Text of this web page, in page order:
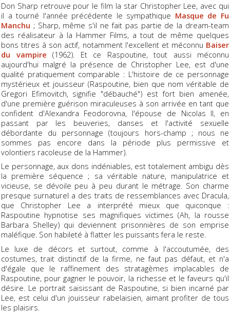
Don Sharp retrouve pour le film la star Christopher Lee, avec qui
il a tourné l'année précédente le sympathique Masque de Fu
Manchu ; Sharp, même s'il ne fait pas partie de la dream-team
des réalisateur à la Hammer Films, a tout de même quelques
bons titres à son actif, notamment l'excellent et méconnu Baiser
du vampire (1962). Et ce Raspoutine, tout aussi méconnu
aujourd'hui malgré la présence de Christopher Lee, est d'une
qualité pratiquement comparable : L'histoire de ce personnage
mystérieux et jouisseur (Raspoutine, bien que nom véritable de
Gregori Efimovitch, signifie "débauché") est fort bien amenée,
d'une première guérison miraculeuses à son arrivée en tant que
confident d'Alexandra Feodorovna, l'épouse de Nicolas II, en
passant par les beuveries, danses et l'activité sexuelle
débordante du personnage (toujours hors-champ ; nous ne
sommes pas encore dans la période plus permissive et
volontiers racoleuse de la Hammer).
Le personnage, aux dons indéniables, est totalement ambigu dès
la première séquence ; sa véritable nature, manipulatrice et
vicieuse, se dévoile peu à peu durant le métrage. Son charme
presque surnaturel a des traits de ressemblances avec Dracula,
que Christopher Lee a interprété mieux que quiconque :
Raspoutine hypnotise ses magnifiques victimes (Ah, la rousse
Barbara Shelley) qui deviennent prisonnières de son emprise
maléfique. Son habileté à flatter les puissants fera le reste.
Le luxe de décors et surtout, comme à l'accoutumée, des
costumes, trait distinctif de la firme, ne faut pas défaut, et n'a
d'égale que le raffinement des stratagèmes implacables de
Raspoutine, pour gagner le pouvoir, la richesse et le faveurs qu'il
désire. Le portrait saisissant de Raspoutine, si bien incarné par
Lee, est celui d'un jouisseur rabelaisien, aimant profiter de tous
les plaisirs.